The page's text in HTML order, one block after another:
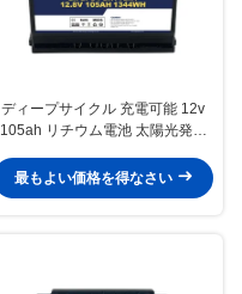
ディープサイクル 充電可能 12v
105ah リチウム電池 太陽光発電
最もよい価格を得なさい